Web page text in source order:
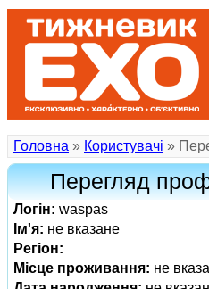
Головна » Користувачі »
Перегляд
Логін: waspas
Ім'я: не вказане
Регіон:
Місце проживання: не